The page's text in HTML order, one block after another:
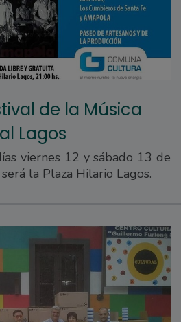
de la Música
Lagos
viernes 12 y sábado 13 de
la Plaza Hilario Lagos.